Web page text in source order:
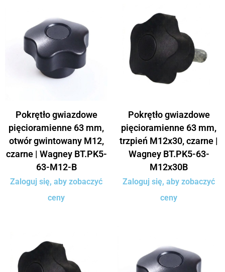
Pokrętło gwiazdowe
pięcioramienne 63 mm,
otwór gwintowany M12,
czarne | Wagney BT.PK5-
63-M12-B
Zaloguj się, aby zobaczyć
ceny
Pokrętło gwiazdowe
pięcioramienne 63 mm,
trzpień M12x30, czarne |
Wagney BT.PK5-63-
M12x30B
Zaloguj się, aby zobaczyć
ceny